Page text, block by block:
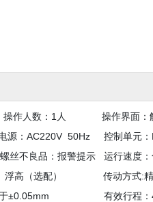
操作人数：1人 操作界
源：AC220V 50Hz 控制
不良品：报警提示 运行速度：
、浮高（选配） 传动方式:精密
小于±0.05mm 有效行程：